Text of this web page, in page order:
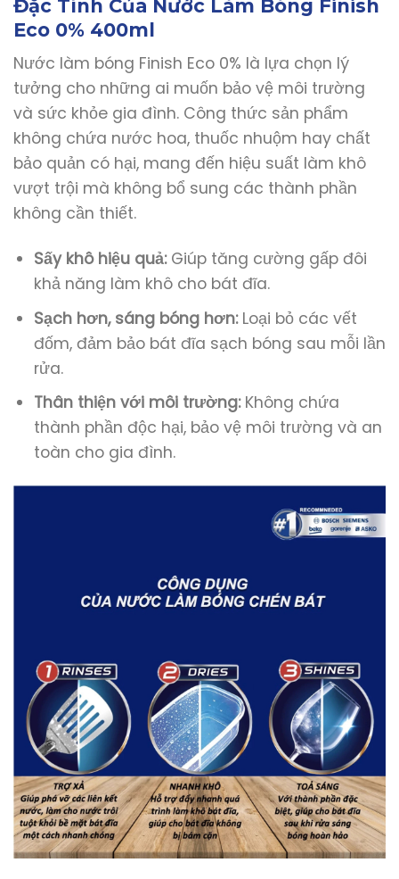
Đặc Tính Của Nước Làm Bóng Finish
Eco 0% 400ml
Nước làm bóng Finish Eco 0% là lựa chọn lý
tưởng cho những ai muốn bảo vệ môi trường
và sức khỏe gia đình. Công thức sản phẩm
không chứa nước hoa, thuốc nhuộm hay chất
bảo quản có hại, mang đến hiệu suất làm khô
vượt trội mà không bổ sung các thành phần
không cần thiết.
Sấy khô hiệu quả:Giúp tăng cường gấp đôi
khả năng làm khô cho bát đĩa.
Sạch hơn, sáng bóng hơn:Loại bỏ các vết
đốm, đảm bảo bát đĩa sạch bóng sau mỗi lần
rửa.
Thân thiện với môi trường:Không chứa
thành phần độc hại, bảo vệ môi trường và an
toàn cho gia đình.